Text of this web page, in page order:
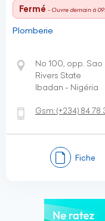
Fermé - Ouvre demain à
Plomberie
No 100, opp.
Rivers State
Ibadan - Nigéria
Gsm:(+234) 84 78
Fiche